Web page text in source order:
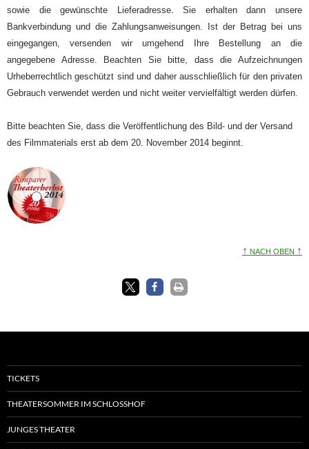
sowie die gewünschte Lieferadresse. Sie erhalten dann unsere
Bankverbindung und die Zahlungsanweisungen. Ist der Betrag bei uns
eingegangen, versenden wir umgehend Ihre Bestellung an die
angegebene Adresse. Beachten Sie bitte, dass die Aufzeichnungen
Urheberrechtlich geschützt sind und daher ausschließlich für den privaten
Gebrauch verwendet werden und nicht weiter vervielfältigt werden dürfen.
Bitte beachten Sie, dass die Veröffentlichung des Bild- und der Versand
des Filmmaterials erst ab dem 20. November 2014 beginnt.
↑ NACH OBEN ↑
TICKETS
THEATERSOMMER IM SCHLOSSHOF
JUNGES THEATER